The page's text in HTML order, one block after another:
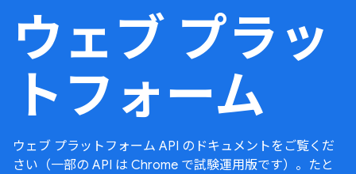
ウェブ プラッ
トフォーム
ウェブ プラットフォーム API のドキュメントをご覧くだ
さい（一部の API は Chrome で試験運用版です）。たと